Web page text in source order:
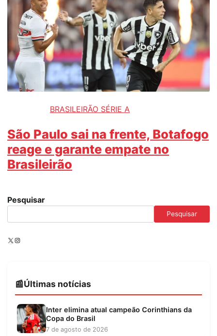
BRASILEIRÃO SÉRIE A
São Paulo sai na frente, Botafogo
reage e garante empate no
Brasileirão
Pesquisar
Pesquisar
X Instagram
Últimas notícias
Inter elimina atual campeão Corinthians da
Copa do Brasil
7 de agosto de 2026